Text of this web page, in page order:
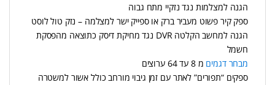
הגנה למצלמות נגד נזקיי מתח גבוה
ספק קיר פשוט מעביר ברק או ספייק ישר למצלמה – נזק טול לוסט
הגנה למחשב הקלטה DVR נגד מחיקת דיסק כתוצאה מהפסקת
חשמל
מבחר דגמים מ 8 עד 64 ערוצים
ספקים “תפורים” לאתר עם זמן גיבוי מורחב כולל אשור למשטרה